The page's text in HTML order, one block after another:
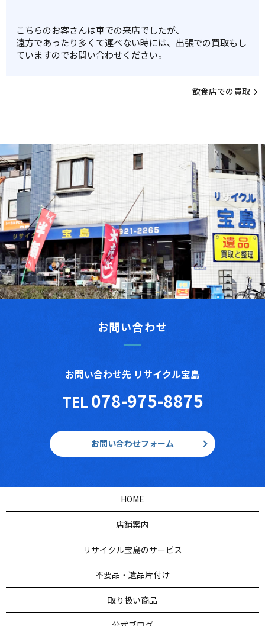
こちらのお客さんは車での来店でしたが、
遠方であったり多くて運べない時には、出張での買取もし
ていますのでお問い合わせください。
飲食店での買取
お問い合わせ
お問い合わせ先 リサイクル宝島
TEL 078-975-8875
お問い合わせフォーム
HOME
店舗案内
リサイクル宝島のサービス
不要品・遺品片付け
取り扱い商品